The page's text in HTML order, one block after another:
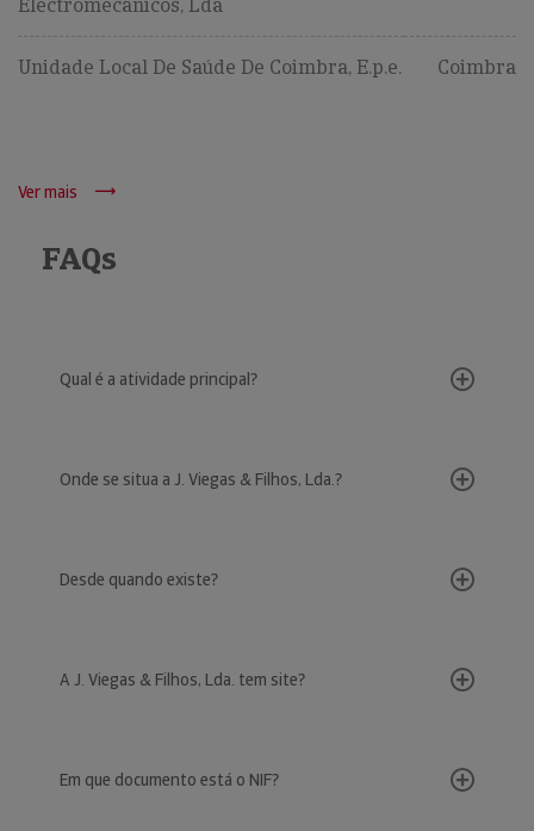
Electromecânicos, Lda
Unidade Local De Saúde De Coimbra, E.p.e. Coimbra
Ver mais
FAQs
Qual é a atividade principal?
Onde se situa a J. Viegas & Filhos, Lda.?
Desde quando existe?
A J. Viegas & Filhos, Lda. tem site?
Em que documento está o NIF?